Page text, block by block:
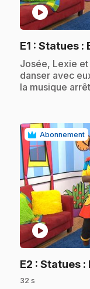
play_circle
E1 : Statues :
.Josée, Lexie
danser avec
la musique
Abonnement
play_circle
E2 : Statues
32 s